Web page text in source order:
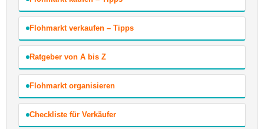
Flohmarkt verkaufen – Tipps
Ratgeber von A bis Z
Flohmarkt organisieren
Checkliste für Verkäufer